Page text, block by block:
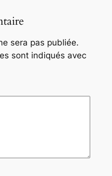
sera pas publiée.
sont indiqués avec